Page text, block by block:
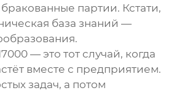
партии. Кстати,
база знаний —
— это тот случай, когда
вместе с предприятием.
задач, а потом